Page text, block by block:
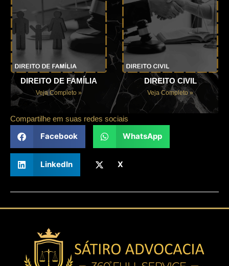
DIREITO DE FAMÍLIA
Veja Completo »
DIREITO CIVIL
Veja Completo »
Compartilhe em suas redes sociais
Facebook WhatsApp
LinkedIn X